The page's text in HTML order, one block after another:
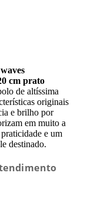
cm prato
de altíssima
originais
e brilho por
em muito a
e um
destinado.